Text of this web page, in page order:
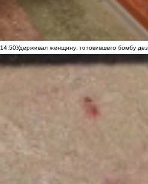
14:50Удерживал женщину: готовившего бомбу